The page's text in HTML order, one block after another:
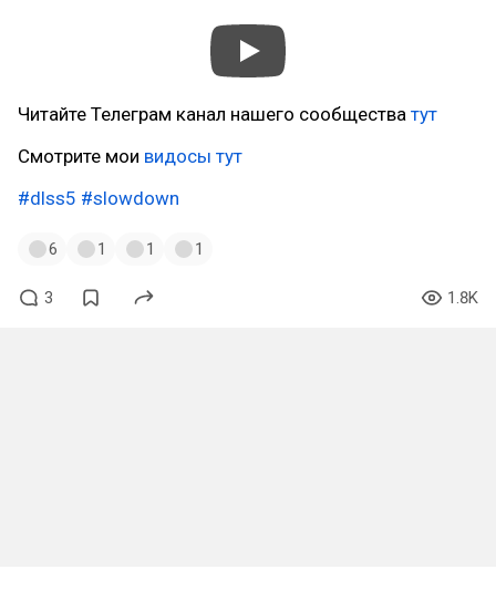
Читайте Телеграм канал нашего сообщества тут
Смотрите мои видосы тут
#dlss5 #slowdown
6 1 1 1
3 1.8K